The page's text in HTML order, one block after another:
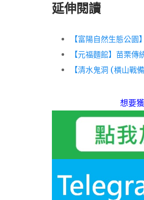
延伸閱讀
【富陽自然生態公
【元福麵館】苗栗
【清水鬼洞 (橫山戰
想要